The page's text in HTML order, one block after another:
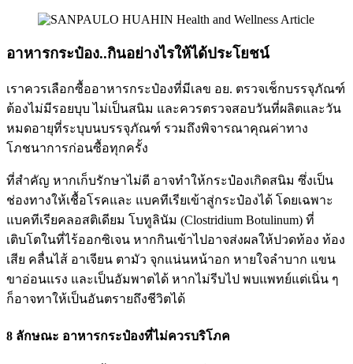
อาหารกระป๋อง..กินอย่างไรให้ได้ประโยชน์
เราควรเลือกซื้ออาหารกระป๋องที่มีเลข อย. ตรวจเช็กบรรจุภัณฑ์
ต้องไม่มีรอยบุบ ไม่เป็นสนิม และควรตรวจสอบวันที่ผลิตและวัน
หมดอายุที่ระบุบนบรรจุภัณฑ์ รวมถึงพิจารณาคุณค่าทาง
โภชนาการก่อนซื้อทุกครั้ง
ที่สำคัญ หากเก็บรักษาไม่ดี อาจทำให้กระป๋องเกิดสนิม ซึ่งเป็น
ช่องทางให้เชื้อโรคและ แบคทีเรียเข้าสู่กระป๋องได้ โดยเฉพาะ
แบคทีเรียคลอสติเดียม โบทูลินัม (Clostridium Botulinum) ที่
เติบโตในที่ไร้ออกซิเจน หากกินเข้าไปอาจส่งผลให้ปวดท้อง ท้อง
เสีย คลื่นไส้ อาเจียน ตามัว จุกแน่นหน้าอก หายใจลำบาก แขน
ขาอ่อนแรง และเป็นอัมพาตได้ หากไม่รีบไป พบแพทย์แต่เนิ่น ๆ
ก็อาจทาให้เป็นอันตรายถึงชีวิตได้
8 ลักษณะ อาหารกระป๋องที่ไม่ควรบริโภค